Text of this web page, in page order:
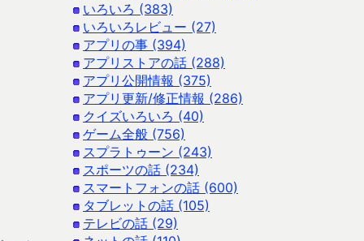
いろいろ (383)
いろいろレビュー (27)
アプリの事 (394)
アプリストアの話 (288)
アプリ公開情報 (375)
アプリ更新/修正情報 (286)
クイズいろいろ (40)
ゲーム全般 (756)
スプラトゥーン (243)
スポーツの話 (234)
スマートフォンの話 (600)
タブレットの話 (105)
テレビの話 (29)